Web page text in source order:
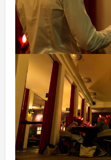
Optioneel:
Niet telkens uw knip
te rekenen? Voor € 13,50
het restaurant doorbrengt
gebruikmaken van het
onbeperkt kunt genieten
en thee. En…zo komt u ook
verrassingen te staan!